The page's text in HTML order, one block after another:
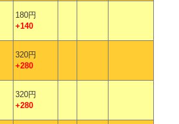
180円
+140
320円
+280
320円
+280